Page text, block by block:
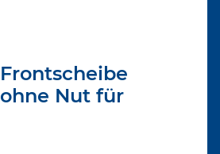
Nut für